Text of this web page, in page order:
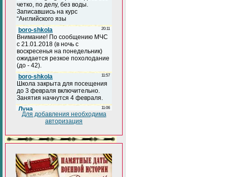
Для добавления необходима
авторизация